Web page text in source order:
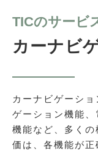
TICのサービ
カーナビ
カーナビゲーシ
ゲーション機能
機能など、多く
価は、各機能が